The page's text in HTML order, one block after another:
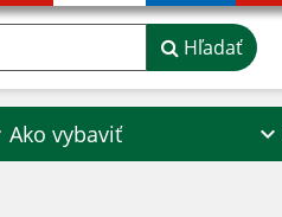
Hľadať
Ako vybaviť